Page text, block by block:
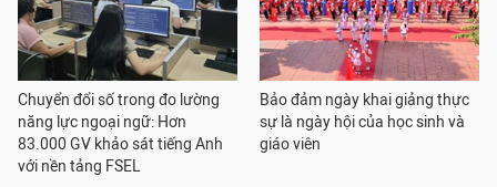
Chuyển đổi số trong đo lường
năng lực ngoại ngữ: Hơn
83.000 GV khảo sát tiếng Anh
với nền tảng FSEL
Bảo đảm ngày khai giảng thực
sự là ngày hội của học sinh và
giáo viên